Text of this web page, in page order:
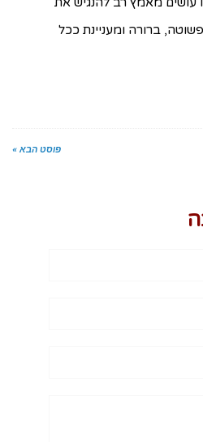
ברורה ומעניינת ככל
פוסט הבא »